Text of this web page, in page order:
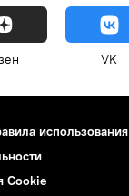
VK
использования
Cookie